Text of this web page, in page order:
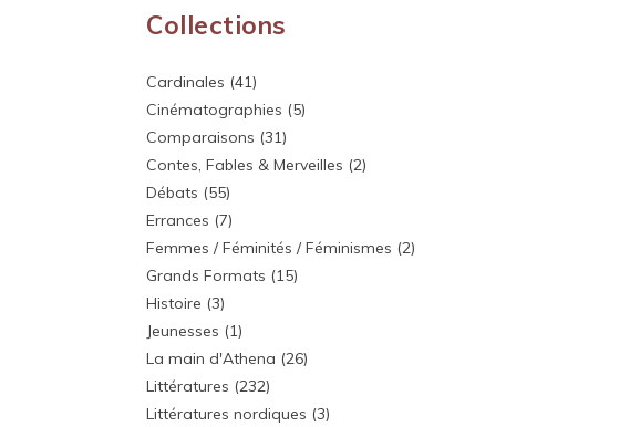
Collections
Cardinales (41)
Cinématographies (5)
Comparaisons (31)
Contes, Fables & Merveilles (2)
Débats (55)
Errances (7)
Femmes / Féminités / Féminismes (2)
Grands Formats (15)
Histoire (3)
Jeunesses (1)
La main d'Athena (26)
Littératures (232)
Littératures nordiques (3)